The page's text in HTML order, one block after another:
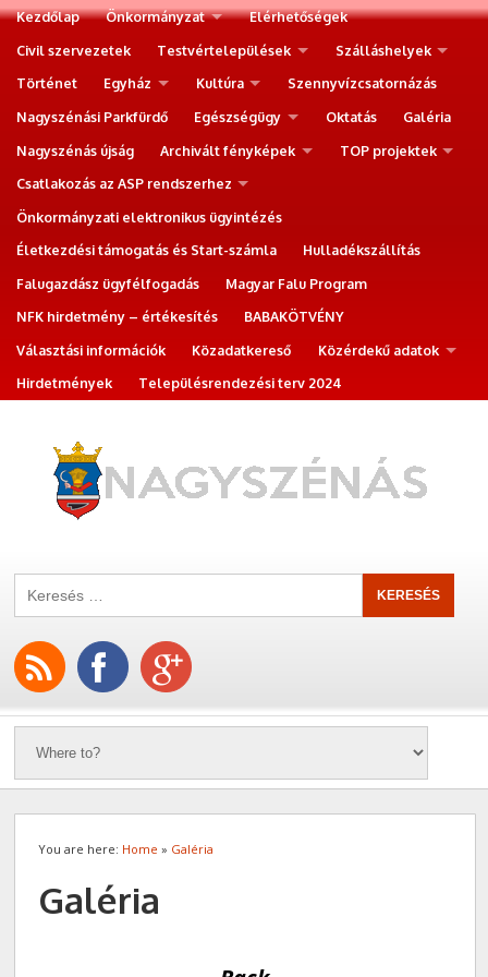
Kezdőlap Önkormányzat
Elérhetőségek
Civil szervezetek
Testvértelepülések
Szálláshelyek
Történet
Egyház Kultúra
Szennyvízcsatornázás
Nagyszénási Parkfürdő
Egészségügy Oktatás
Galéria
Nagyszénás újság
Archivált fényképek
TOP projektek
Csatlakozás az ASP rendszerhez
Önkormányzati elektronikus ügyintézés
Életkezdési támogatás és Start-számla
Hulladékszállítás
Falugazdász ügyfélfogadás
Magyar Falu Program
NFK hirdetmény – értékesítés
BABAKÖTVÉNY
Választási információk
Közadatkereső
Közérdekű adatok
Hirdetmények
Településrendezési terv 2024
You are here: Home » Galéria
Galéria